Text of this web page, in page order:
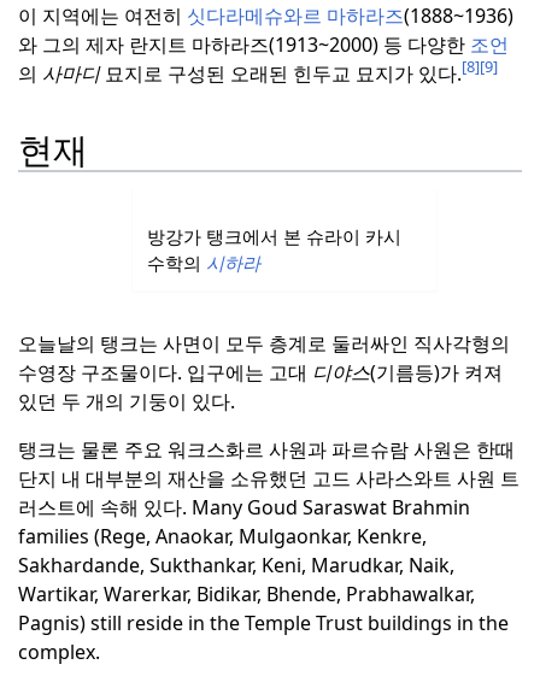
이 지역에는 여전히 싯다라메슈와르 마하라즈(1888~1936)
와 그의 제자 란지트 마하라즈(1913~2000) 등 다양한 조언
의 사마디묘지로 구성된 오래된 힌두교 묘지가 있다.[8][9]
현재
방강가 탱크에서 본 슈라이 카시
수학의 시하라
오늘날의 탱크는 사면이 모두 층계로 둘러싸인 직사각형의
수영장 구조물이다. 입구에는 고대 디야스(기름등)가 켜져
있던 두 개의 기둥이 있다.
탱크는 물론 주요 워크스화르 사원과 파르슈람 사원은 한때
단지 내 대부분의 재산을 소유했던 고드 사라스와트 사원 트
러스트에 속해 있다. Many Goud Saraswat Brahmin
families (Rege, Anaokar, Mulgaonkar, Kenkre,
Sakhardande, Sukthankar, Keni, Marudkar, Naik,
Wartikar, Warerkar, Bidikar, Bhende, Prabhawalkar,
Pagnis) still reside in the Temple Trust buildings in the
complex.